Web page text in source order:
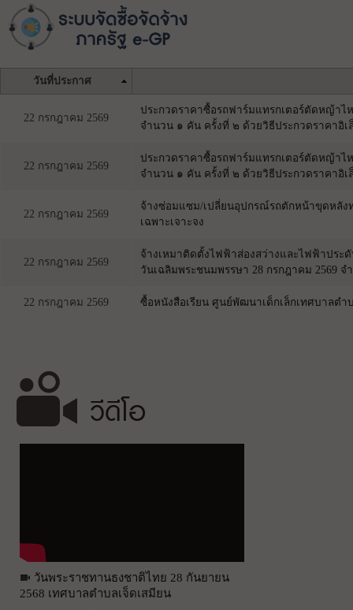
วันที่ประกาศ
22 กรกฎาคม 2569
ประกวดราคาซื้อรถฟาร์มแทรกเตอร์ตัดหญ้า
จำนวน ๑ คัน ครั้งที่ ๒ ด้วยวิธีประกวดราคาอิเ
22 กรกฎาคม 2569
ประกวดราคาซื้อรถฟาร์มแทรกเตอร์ตัดหญ้า
จำนวน ๑ คัน ครั้งที่ ๒ ด้วยวิธีประกวดราคาอิเ
22 กรกฎาคม 2569
จ้างซ่อมแซม/เปลี่ยนอุปกรณ์รถตักหน้าขุดหลัง
เฉพาะเจาะจง
22 กรกฎาคม 2569
จ้างเหมาติดตั้งไฟฟ้าส่องสว่างและไฟฟ้าประ
วันเฉลิมพระชนมพรรษา 28 กรกฎาคม 2569 จ
22 กรกฎาคม 2569 ซื้อหนังสือเรียน ศูนย์พัฒนาเด็กเล็กเทศบาลตำ
วันพระราชทานธงชาติไทย 28 กันยายน
2568 เทศบาลตำบลเจ็ดเสมียน